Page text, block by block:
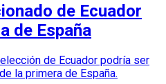
de Ecuador
de España
de Ecuador podría ser
la primera de España.